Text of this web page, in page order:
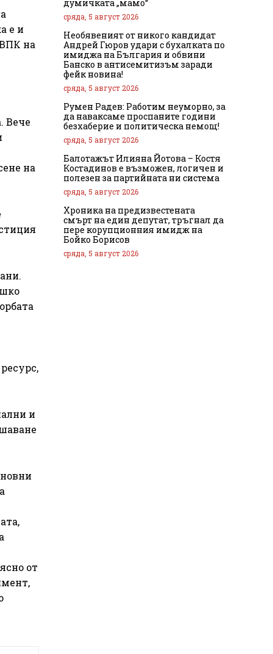
е и
на
Вече
на
и
от
думичката „мамо“
сряда, 5 август 2026
Необявеният от никого кандидат
Андрей Гюров удари с бухалката по
имиджа на България и обвини
Банско в антисемитизъм заради
фейк новина!
сряда, 5 август 2026
Румен Радев: Работим неуморно, за
да наваксаме проспаните години
безхаберие и политическа немощ!
сряда, 5 август 2026
Балотажът Илияна Йотова – Костя
Костадинов е възможен, логичен и
полезен за партийната ни система
сряда, 5 август 2026
Хроника на предизвестената
смърт на един депутат, тръгнал да
пере корупционния имидж на
Бойко Борисов
сряда, 5 август 2026